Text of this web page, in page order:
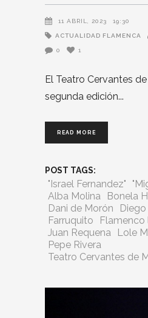
11 ABRIL, 2023 19:30
ACTUALIDAD FLAMENCA
0 1
El Teatro Cervantes
segunda edición
READ MORE
POST TAGS:
"Israel Fernandez"
Alba Molina
Bonela
Dani de Morón
Farruquito
Flamenco
Juan Requena
Lole
Pepe Rivera
Teatro Cervantes de